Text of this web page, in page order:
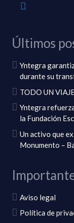
Últimos
Yntegra
durante su
TODO UN
Yntegra
la Fundación
Un activo que
Monumento –
Aviso legal
Política de